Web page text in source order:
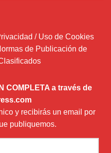
/ Uso de Cookies
de Publicación de
COMPLETA a través de
y recibirás un email por
publiquemos.